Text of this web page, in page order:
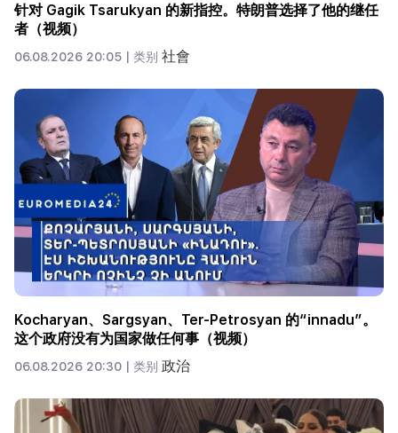
针对 Gagik Tsarukyan 的新指控。特朗普选择了他的继任
者（视频）
06.08.2026 20:05 | 类别 社會
Kocharyan、Sargsyan、Ter-Petrosyan 的“innadu”。
这个政府没有为国家做任何事（视频）
06.08.2026 20:30 | 类别 政治